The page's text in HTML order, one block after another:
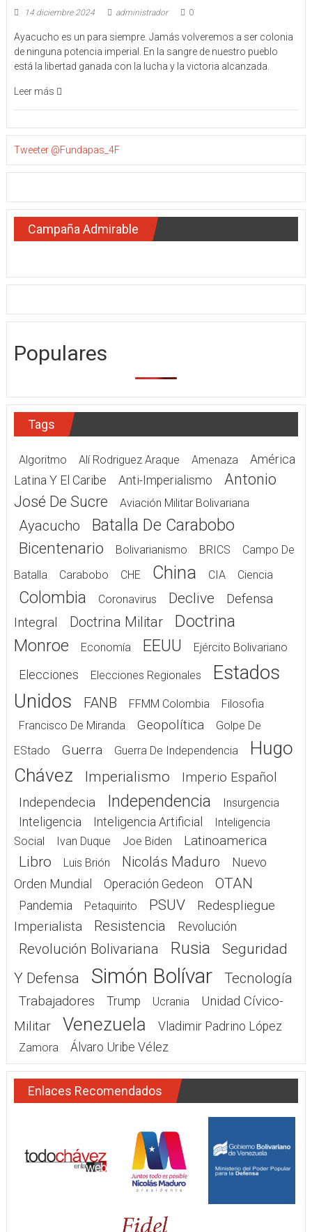
14 diciembre 2024 administrador 0
Ayacucho es un para siempre. Jamás volveremos a ser colonia
de ninguna potencia imperial. En la sangre de nuestro pueblo
está la libertad ganada con la lucha y la victoria alcanzada.
Leer más
Tweeter @Fundapas_4F
Campaña Admirable
Populares
Tags
Algoritmo Alí Rodriguez Araque Amenaza
América
Latina Y El Caribe
Anti-Imperialismo
Antonio
José De Sucre
Aviación Militar Bolivariana
Ayacucho Batalla De Carabobo
Bicentenario Bolivarianismo BRICS
Campo De
Batalla
Carabobo CHE China CIA Ciencia
Colombia Coronavirus Declive
Defensa
Integral
Doctrina Militar
Doctrina
Monroe
Economía EEUU Ejército Bolivariano
Elecciones Elecciones Regionales
Estados
Unidos
FANB FFMM Colombia
Filosofia
Francisco De Miranda
Geopolítica
Golpe De
EStado
Guerra Guerra De Independencia
Hugo
Chávez
Imperialismo
Imperio Español
Independecia
Independencia Insurgencia
Inteligencia Inteligencia Artificial
Inteligencia
Social
Ivan Duque Joe Biden Latinoamerica
Libro Luis Brión Nicolás Maduro
Nuevo
Orden Mundial
Operación Gedeon OTAN
Pandemia Petaquirito PSUV
Redespliegue
Imperialista
Resistencia Revolución
Revolución Bolivariana Rusia
Seguridad
Y Defensa
Simón Bolívar Tecnología
Trabajadores Trump Ucrania
Unidad Cívico-
Militar
Venezuela Vladimir Padrino López
Zamora Álvaro Uribe Vélez
Enlaces Recomendados